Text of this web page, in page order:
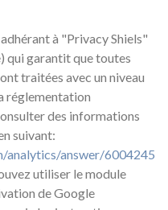
à "Privacy Shiels"
qui garantit que toutes
traitées avec un niveau
réglementation
des informations
suivant:
analytics/answer/6004245
utiliser le module
de Google